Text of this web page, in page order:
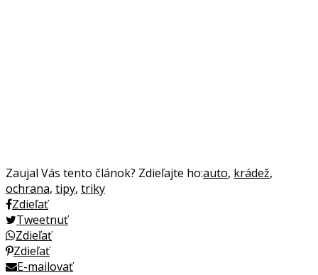
Zaujal Vás tento článok? Zdieľajte ho:auto, krádež,
ochrana, tipy, triky
Zdieľať
Tweetnuť
Zdieľať
Zdieľať
E-mailovať